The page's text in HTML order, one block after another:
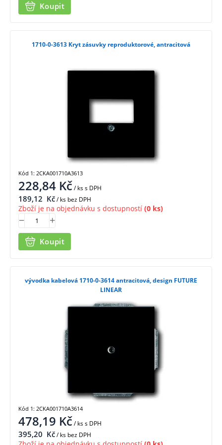
Koupit
1710-0-3613 Kryt zásuvky reproduktorové, antracitová
228,84 Kč/ kss DPH
189,12 Kč/ ks bez DPH
Zboží je na objednávku s dostupností (0 ks)
Koupit
Kód 1: 2CKA001710A3613
vývodka kabelová 1710-0-3614 antracitová, design FUTURE
LINEAR
478,19 Kč/ kss DPH
395,20 Kč/ ks bez DPH
Kód 1: 2CKA001710A3614